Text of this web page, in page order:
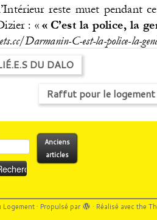
DU DALO
Raffut pour le
:
Anciens
articles
Logement· Propulsé par · Réalisé avec the